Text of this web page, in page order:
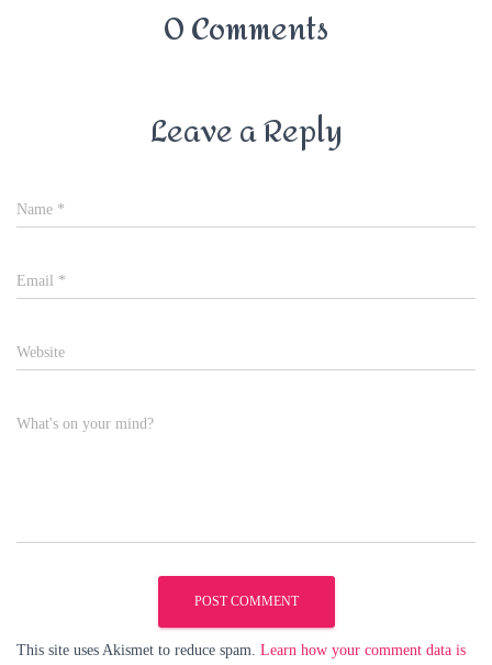
0 Comments
Leave a Reply
Name *
Email *
Website
What's on your mind?
This site uses Akismet to reduce spam. Learn how your comment data is